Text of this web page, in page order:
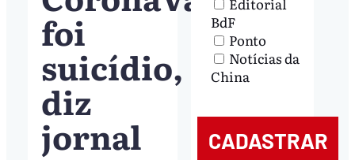
foi
suicídio,
diz
jornal
BdF
Ponto
Notícias da
China